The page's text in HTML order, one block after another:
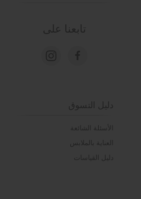
تابعنا على
دليل التسوق
الأسئلة الشائعة
العناية بالملابس
دليل القياسات